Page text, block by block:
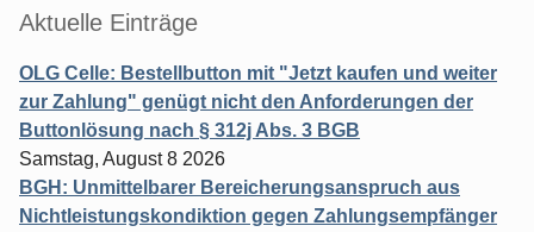
Aktuelle Einträge
OLG Celle: Bestellbutton mit "Jetzt kaufen und weiter
zur Zahlung" genügt nicht den Anforderungen der
Buttonlösung nach § 312j Abs. 3 BGB
Samstag, August 8 2026
BGH: Unmittelbarer Bereicherungsanspruch aus
Nichtleistungskondiktion gegen Zahlungsempfänger